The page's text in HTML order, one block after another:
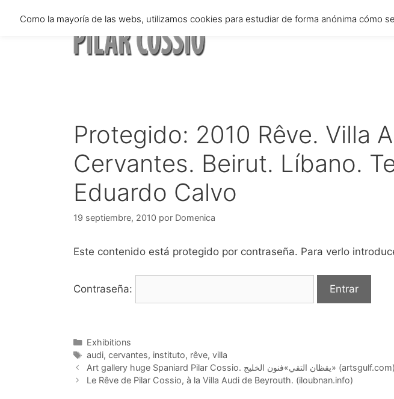
Protegido: 2010 Rêve. Villa
Cervantes. Beirut. Líbano.
Eduardo Calvo
19 septiembre, 2010 por Domenica
Este contenido está protegido por contraseña. Para verlo
Contraseña:
Categorías
Exhibitions
Etiquetas
audi, cervantes, instituto, rêve, villa
Art gallery huge Spaniard Pilar Cossio. يقظان التقي»فنون الخليج» (artsgulf.com)
Le Rêve de Pilar Cossio, à la Villa Audi de Beyrouth. (iloubnan.info)
Como la mayoría de las webs, utilizamos cookies para estudiar de forma anónima